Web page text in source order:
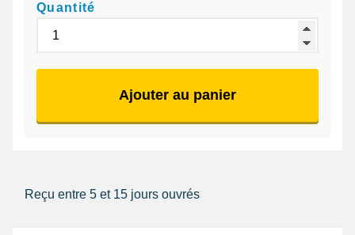
Quantité
Ajouter au panier
Reçu entre 5 et 15 jours ouvrés